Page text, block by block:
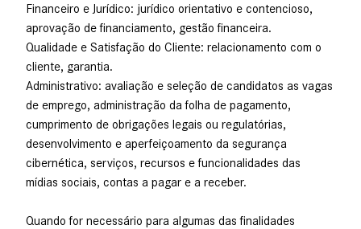
Financeiro e Jurídico: jurídico orientativo e contencioso,
aprovação de financiamento, gestão financeira.
Qualidade e Satisfação do Cliente: relacionamento com o
cliente, garantia.
Administrativo: avaliação e seleção de candidatos as vagas
de emprego, administração da folha de pagamento,
cumprimento de obrigações legais ou regulatórias,
desenvolvimento e aperfeiçoamento da segurança
cibernética, serviços, recursos e funcionalidades das
mídias sociais, contas a pagar e a receber.
Quando for necessário para algumas das finalidades